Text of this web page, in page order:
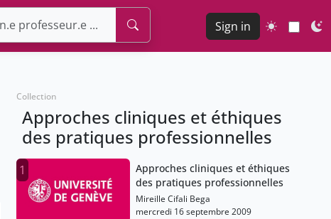
Sign in
Collection
Approches cliniques et éthiques
des pratiques professionnelles
1
Approches cliniques et éthiques
des pratiques professionnelles
Mireille Cifali Bega
mercredi 16 septembre 2009